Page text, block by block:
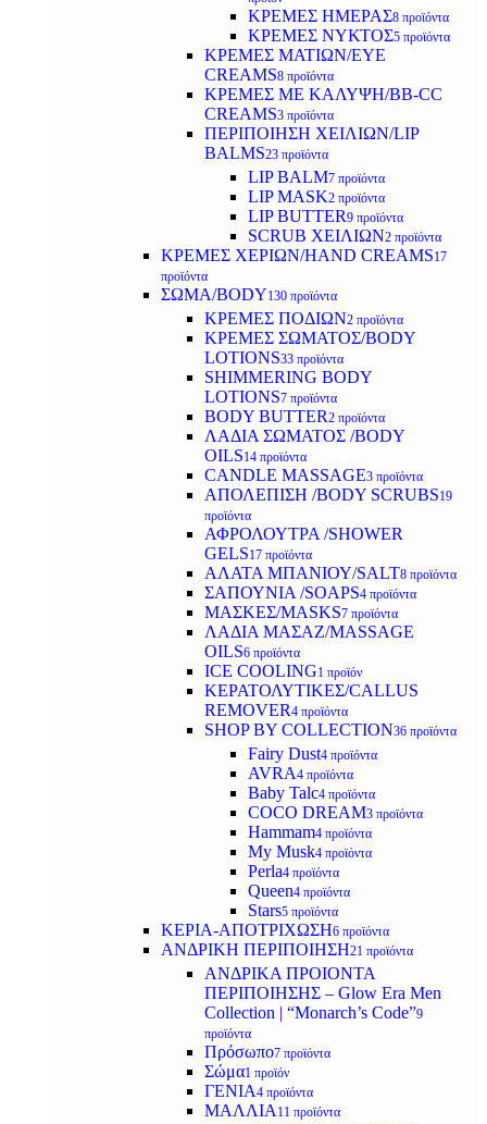
ΚΡΕΜΕΣ ΗΜΕΡΑΣ8 προϊόντα
ΚΡΕΜΕΣ ΝΥΚΤΟΣ5 προϊόντα
ΚΡΕΜΕΣ ΜΑΤΙΩΝ/EYE
CREAMS8 προϊόντα
ΚΡΕΜΕΣ ΜΕ ΚΑΛΥΨΗ/BB-CC
CREAMS3 προϊόντα
ΠΕΡΙΠΟΙΗΣΗ ΧΕΙΛΙΩΝ/LIP
BALMS23 προϊόντα
LIP BALM7 προϊόντα
LIP MASK2 προϊόντα
LIP BUTTER9 προϊόντα
SCRUB ΧΕΙΛΙΩΝ2 προϊόντα
ΚΡΕΜΕΣ ΧΕΡΙΩΝ/HAND CREAMS17
προϊόντα
ΣΩΜΑ/BODY130 προϊόντα
ΚΡΕΜΕΣ ΠΟΔΙΩΝ2 προϊόντα
ΚΡΕΜΕΣ ΣΩΜΑΤΟΣ/BODY
LOTIONS33 προϊόντα
SHIMMERING BODY
LOTIONS7 προϊόντα
BODY BUTTER2 προϊόντα
ΛΑΔΙΑ ΣΩΜΑΤΟΣ /BODY
OILS14 προϊόντα
CANDLE MASSAGE3 προϊόντα
ΑΠΟΛΕΠΙΣΗ /BODY SCRUBS19
προϊόντα
ΑΦΡΟΛΟΥΤΡΑ /SHOWER
GELS17 προϊόντα
ΑΛΑΤΑ ΜΠΑΝΙΟΥ/SALT8 προϊόντα
ΣΑΠΟΥΝΙΑ /SOAPS4 προϊόντα
ΜΑΣΚΕΣ/MASKS7 προϊόντα
ΛΑΔΙΑ ΜΑΣΑΖ/MASSAGE
OILS6 προϊόντα
ICE COOLING1 προϊόν
ΚΕΡΑΤΟΛΥΤΙΚΕΣ/CALLUS
REMOVER4 προϊόντα
SHOP BY COLLECTION36 προϊόντα
Fairy Dust4 προϊόντα
AVRA4 προϊόντα
Baby Talc4 προϊόντα
COCO DREAM3 προϊόντα
Hammam4 προϊόντα
My Musk4 προϊόντα
Perla4 προϊόντα
Queen4 προϊόντα
Stars5 προϊόντα
ΚΕΡΙΑ-ΑΠΟΤΡΙΧΩΣΗ6 προϊόντα
ΑΝΔΡΙΚΗ ΠΕΡΙΠΟΙΗΣΗ21 προϊόντα
ΑΝΔΡΙΚΑ ΠΡΟΙΟΝΤΑ
ΠΕΡΙΠΟΙΗΣΗΣ – Glow Era Men
Collection | “Monarch’s Code”9
προϊόντα
Πρόσωπο7 προϊόντα
Σώμα1 προϊόν
ΓΕΝΙΑ4 προϊόντα
ΜΑΛΛΙΑ 11 προϊόντα